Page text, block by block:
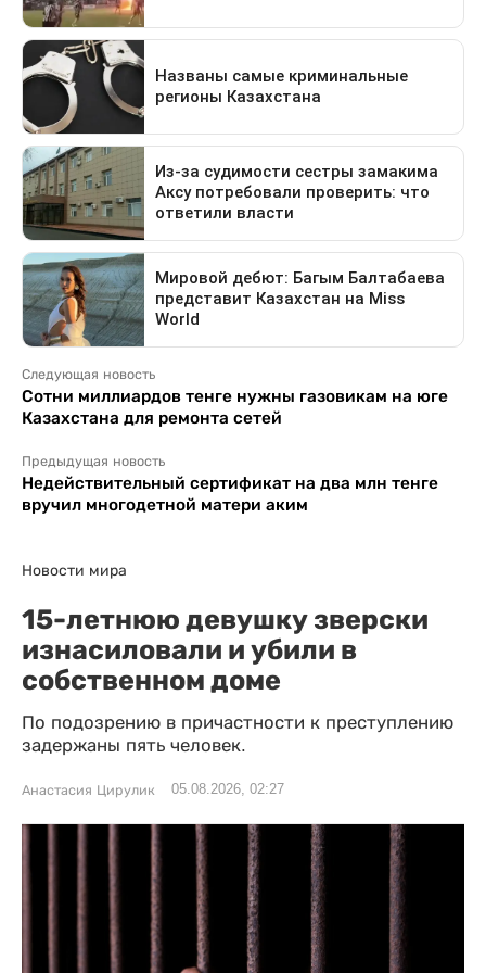
Следующая новость
Сотни миллиардов тенге нужны газовикам на юге
Казахстана для ремонта сетей
Предыдущая новость
Недействительный сертификат на два млн тенге
вручил многодетной матери аким
Новости мира
15-летнюю девушку зверски
изнасиловали и убили в
собственном доме
По подозрению в причастности к преступлению
задержаны пять человек.
Анастасия Цирулик 05.08.2026, 02:27